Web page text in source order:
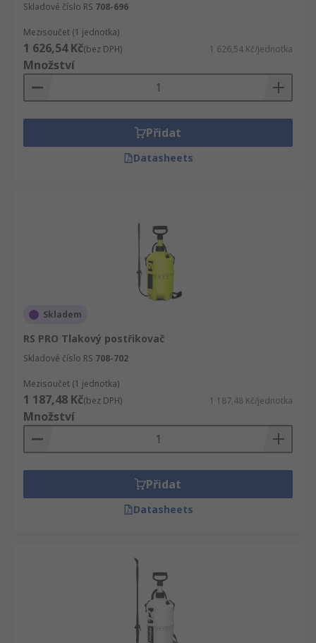
Skladové číslo RS 708-696
Mezisoučet (1 jednotka)
1 626,54 Kč(bez DPH) 1 626,54 Kč/jednotka
Množství
Přidat
Datasheets
Skladem
RS PRO Tlakový postřikovač
Skladové číslo RS 708-702
Mezisoučet (1 jednotka)
1 187,48 Kč(bez DPH) 1 187,48 Kč/jednotka
Množství
Přidat
Datasheets